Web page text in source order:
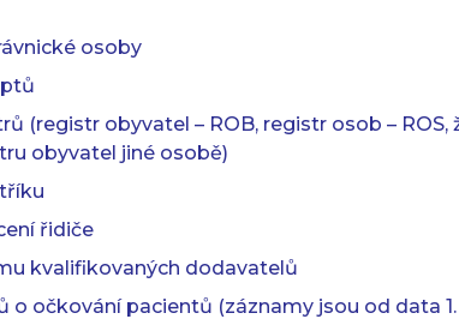
osoby
(registr obyvatel – ROB, registr osob –
obyvatel jiné osobě)
řidiče
kvalifikovaných dodavatelů
o očkování pacientů (záznamy jsou od data 1.